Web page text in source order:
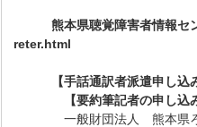
熊本県聴覚障害者情報
reter.html
【手話通訳者派遣申し込
【要約筆記者の申し込
一般財団法人 熊